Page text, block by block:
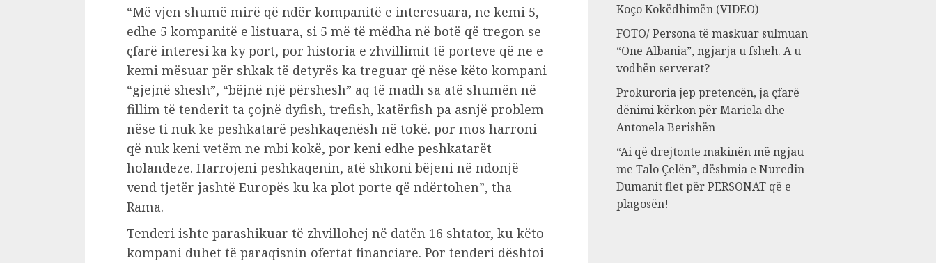
“Më vjen shumë mirë që ndër kompanitë e interesuara, ne kemi 5,
edhe 5 kompanitë e listuara, si 5 më të mëdha në botë që tregon se
çfarë interesi ka ky port, por historia e zhvillimit të porteve që ne e
kemi mësuar për shkak të detyrës ka treguar që nëse këto kompani
“gjejnë shesh”, “bëjnë një përshesh” aq të madh sa atë shumën në
fillim të tenderit ta çojnë dyfish, trefish, katërfish pa asnjë problem
nëse ti nuk ke peshkatarë peshkaqenësh në tokë. por mos harroni
që nuk keni vetëm ne mbi kokë, por keni edhe peshkatarët
holandeze. Harrojeni peshkaqenin, atë shkoni bëjeni në ndonjë
vend tjetër jashtë Europës ku ka plot porte që ndërtohen”, tha
Rama.
Tenderi ishte parashikuar të zhvillohej në datën 16 shtator, ku këto
kompani duhet të paraqisnin ofertat financiare. Por tenderi dështoi
Koço Kokëdhimën (VIDEO)
FOTO/ Persona të maskuar sulmuan
“One Albania”, ngjarja u fsheh. A u
vodhën serverat?
Prokuroria jep pretencën, ja çfarë
dënimi kërkon për Mariela dhe
Antonela Berishën
“Ai që drejtonte makinën më ngjau
me Talo Çelën”, dëshmia e Nuredin
Dumanit flet për PERSONAT që e
plagosën!